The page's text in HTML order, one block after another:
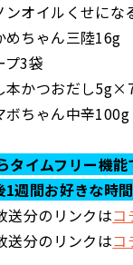
ンオイルくせに
めちゃん三陸16g
プ3袋
本かつおだし
ボちゃん中辛100g
イムフリー機能
週間お好きな時
送分のリンクはコ
送分のリンクはコ